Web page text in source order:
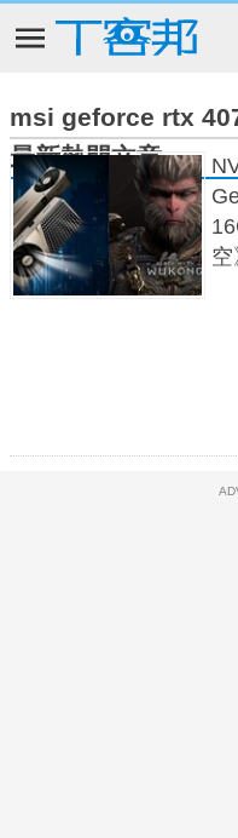
msi geforce rtx
最新熱門文章
空